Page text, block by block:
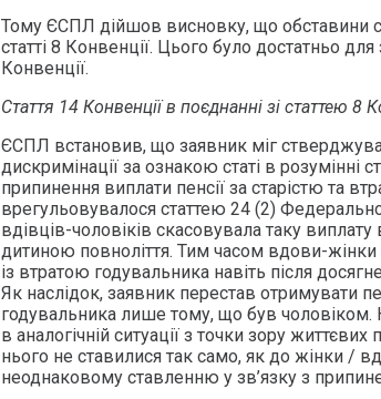
Тому ЄСПЛ дійшов висновку, що обставини
статті 8 Конвенції. Цього було достатньо для
Конвенції.
Стаття 14 Конвенції в поєднанні зі статтею 8
ЄСПЛ встановив, що заявник міг
дискримінації за ознакою статі в розумінні
припинення виплати пенсії за старістю та
врегульовувалося статтею 24 (2)
вдівців-чоловіків скасовувала таку
дитиною повноліття. Тим часом вдови-жінки
із втратою годувальника навіть після
Як наслідок, заявник перестав отримувати
годувальника лише тому, що був
в аналогічній ситуації з точки зору
нього не ставилися так само, як до жінки /
неоднаковому ставленню у зв’язку з